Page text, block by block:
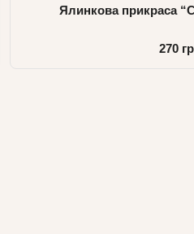
Ялинкова прикраса
270